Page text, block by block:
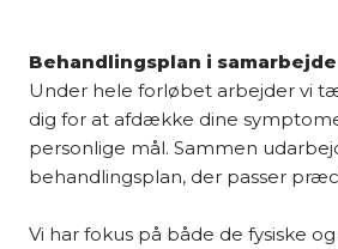
Behandlingsplan i
Under hele forløbet arbejder vi
dig for at afdække dine
personlige mål. Sammen
behandlingsplan, der passer
Vi har fokus på både de fysiske